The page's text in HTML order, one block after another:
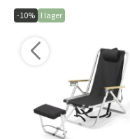
-10% I lager